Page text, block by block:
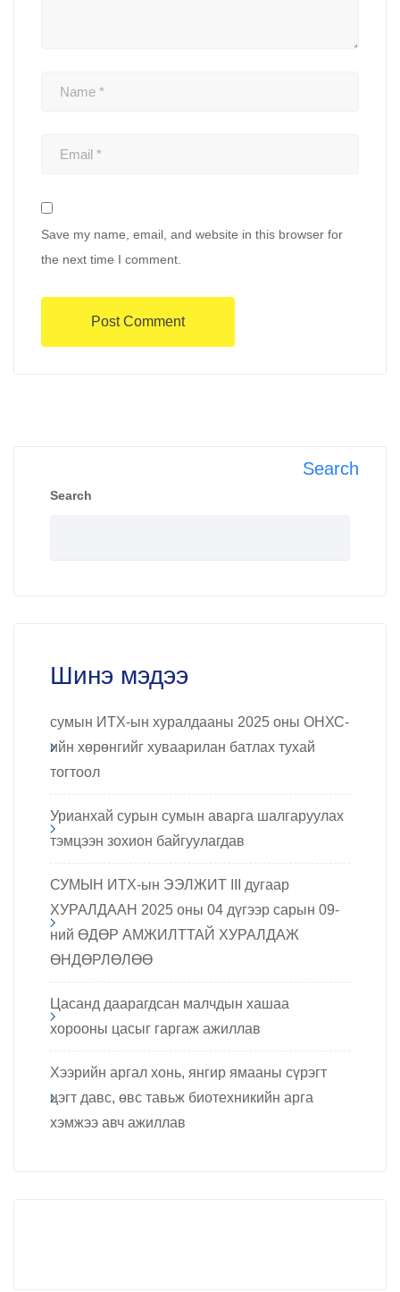
Save my name, email, and website in this browser for
the next time I comment.
Search
Search
Шинэ мэдээ
сумын ИТХ-ын хуралдааны 2025 оны ОНХС-
ийн хөрөнгийг хуваарилан батлах тухай
тогтоол
Урианхай сурын сумын аварга шалгаруулах
тэмцээн зохион байгуулагдав
СУМЫН ИТХ-ын ЭЭЛЖИТ III дугаар
ХУРАЛДААН 2025 оны 04 дүгээр сарын 09-
ний ӨДӨР АМЖИЛТТАЙ ХУРАЛДАЖ
ӨНДӨРЛӨЛӨӨ
Цасанд даарагдсан малчдын хашаа
хорооны цасыг гаргаж ажиллав
Хээрийн аргал хонь, янгир ямааны сүрэгт
цэгт давс, өвс тавьж биотехникийн арга
хэмжээ авч ажиллав